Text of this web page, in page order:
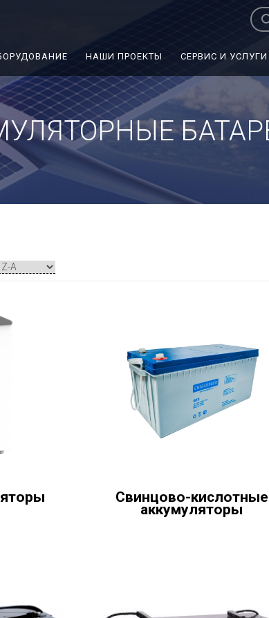
НАШИ ПРОЕКТЫ СЕРВИС И УСЛУГИ
Свинцово-кислотные
аккумуляторы